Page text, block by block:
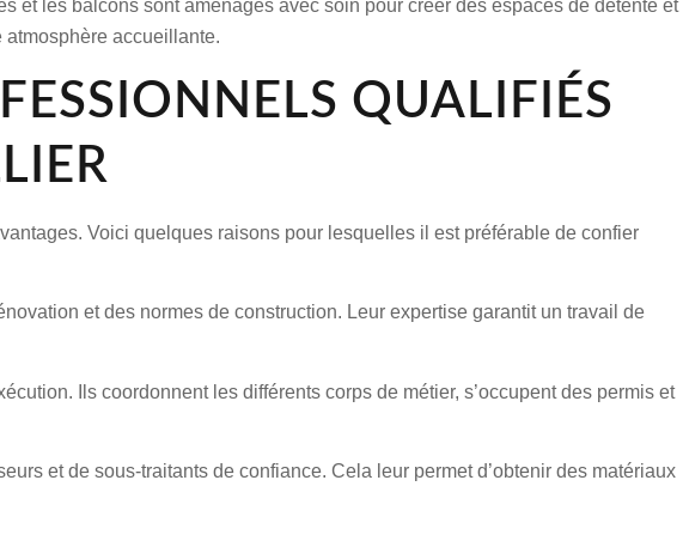
et les balcons sont aménagés avec soin pour créer des espaces de détente et
atmosphère accueillante.
QUALIFIÉS
Voici quelques raisons pour lesquelles il est préférable de confier
et des normes de construction. Leur expertise garantit un travail de
Ils coordonnent les différents corps de métier, s’occupent des permis et
et de sous-traitants de confiance. Cela leur permet d’obtenir des matériaux